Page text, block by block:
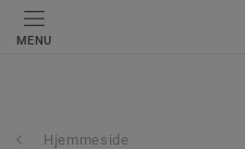
MENU
Hjemmeside